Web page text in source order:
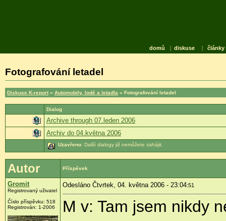
domů | diskuse | články
Fotografování letadel
Diskuse K-report » Automobily, lodě a letadla » Fotografování letadel
Dialog
Archive through 07.leden 2006
Archiv do 04.května 2006
Uzavřeno: Další dialogy již nemůžete zahájit.
Autor Příspěvek
Gromit
Registrovaný uživatel
Číslo příspěvku: 518
Registrován: 1-2006
Odesláno Čtvrtek, 04. května 2006 - 23:04:51
M v: Tam jsem nikdy